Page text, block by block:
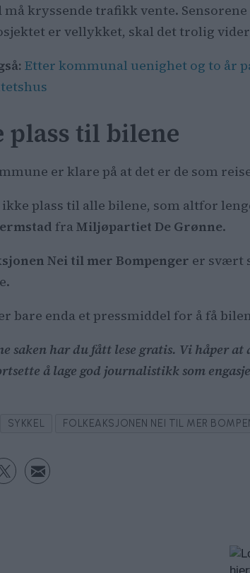
må kryssende trafikk vente.
er vellykket, skal det trolig
Etter kommunal uenighet og to år
plass til bilene
er klare på at det er de som
ikke plass til alle bilene, som altfor
fraMiljøpartiet De Grønne.
Nei til mer Bompenger er svært
bare enda et pressmiddel for å få
saken har du fått lese gratis. Vi håper
å lage god journalistikk som
SYKKEL FOLKEAKSJONEN NEI TIL MER